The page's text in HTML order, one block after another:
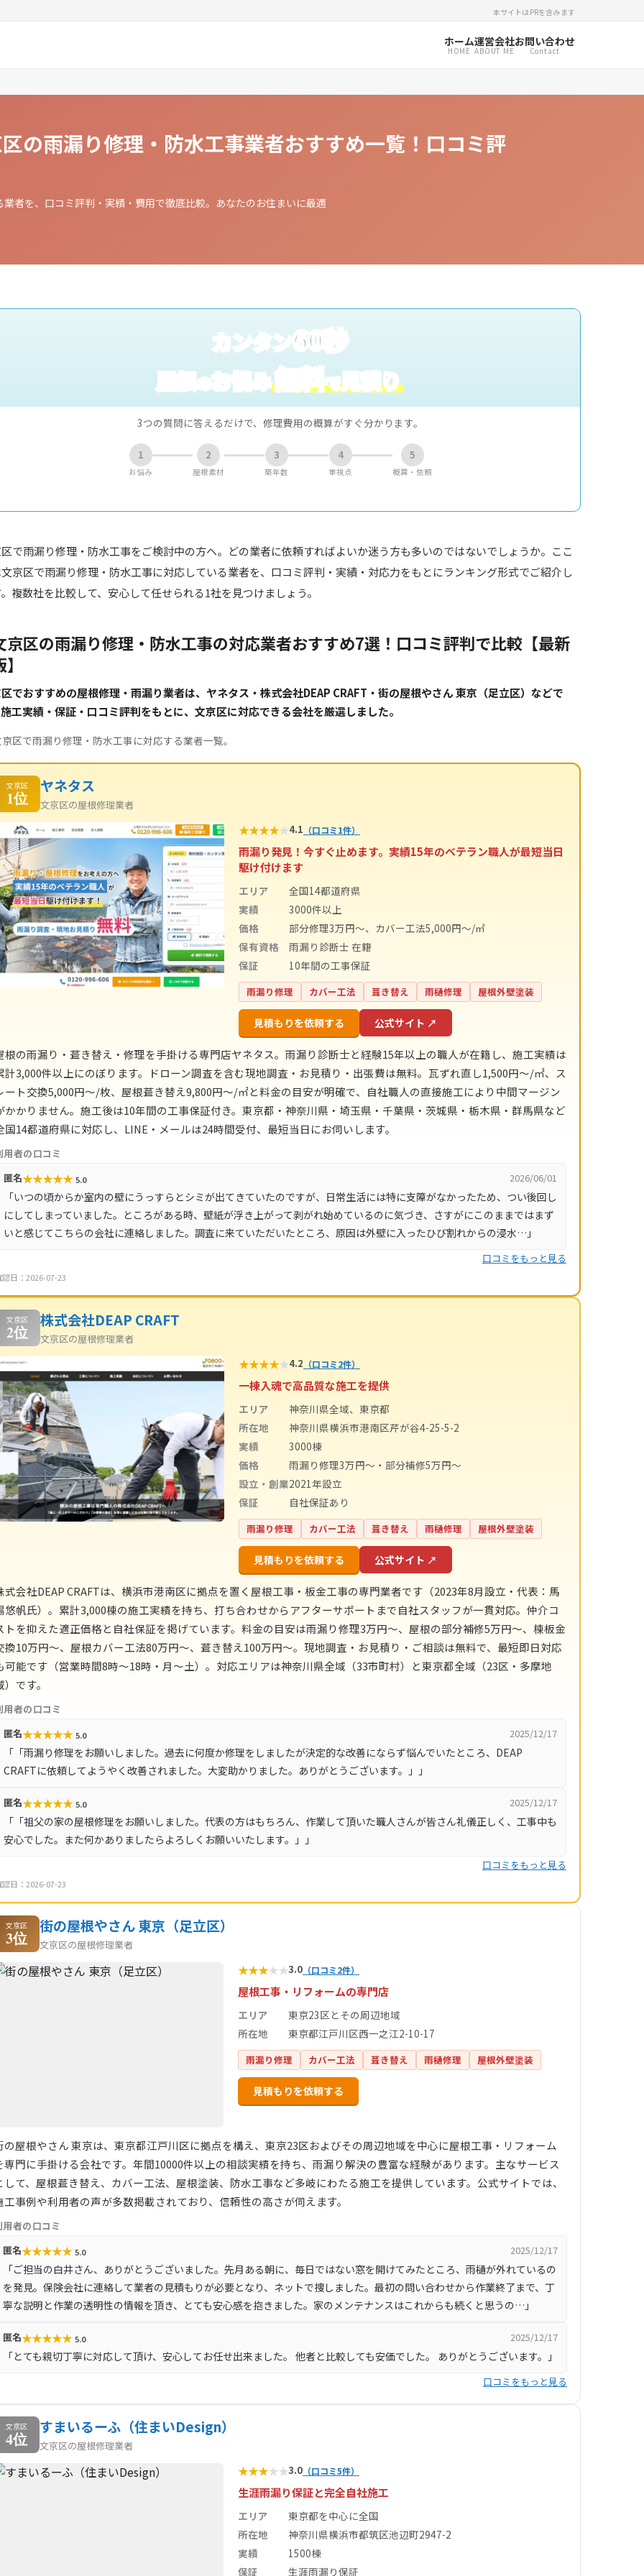
本サイトはPRを含みます
ホーム
HOME
運営会社
ABOUT ME
お問い合わせ
Contact
の雨漏り修理・防水工事業者おすすめ一覧！口コミ評
者を、口コミ評判・実績・費用で徹底比較。あなたのお住まいに最適
カンタン60秒
屋根のお悩み無料で見積り
3つの質問に答えるだけで、修理費用の概算がすぐ分かります。
1
お悩み
2
屋根素材
3
築年数
4
重視点
5
概算・依頼
で雨漏り修理・防水工事をご検討中の方へ。どの業者に依頼すればよいか迷う方も多いのではないでしょうか。ここ
京区で雨漏り修理・防水工事に対応している業者を、口コミ評判・実績・対応力をもとにランキング形式でご紹介し
複数社を比較して、安心して任せられる1社を見つけましょう。
京区の雨漏り修理・防水工事の対応業者おすすめ7選！口コミ評判で比較【最新
でおすすめの屋根修理・雨漏り業者は、ヤネタス・株式会社DEAP CRAFT・街の屋根やさん 東京（足立区）などで
工実績・保証・口コミ評判をもとに、文京区に対応できる会社を厳選しました。
区で雨漏り修理・防水工事に対応する業者一覧。
文京区
1位
ヤネタス
文京区の屋根修理業者
★★★★★4.1 （口コミ1件）
雨漏り発見！今すぐ止めます。実績15年のベテラン職人が最短当日
駆け付けます
エリア
全国14都道府県
実績
3000件以上
価格
部分修理3万円～、カバー工法5,000円～/㎡
保有資格
雨漏り診断士 在籍
保証
10年間の工事保証
雨漏り修理 カバー工法 葺き替え 雨樋修理 屋根外壁塗装
見積もりを依頼する 公式サイト ↗
根の雨漏り・葺き替え・修理を手掛ける専門店ヤネタス。雨漏り診断士と経験15年以上の職人が在籍し、施工実績は
計3,000件以上にのぼります。ドローン調査を含む現地調査・お見積り・出張費は無料。瓦ずれ直し1,500円〜/㎡、ス
ート交換5,000円〜/枚、屋根葺き替え9,800円〜/㎡と料金の目安が明確で、自社職人の直接施工により中間マージン
かかりません。施工後は10年間の工事保証付き。東京都・神奈川県・埼玉県・千葉県・茨城県・栃木県・群馬県など
国14都道府県に対応し、LINE・メールは24時間受付、最短当日にお伺いします。
用者の口コミ
匿名★★★★★ 5.0 2026/06/01
「いつの頃からか室内の壁にうっすらとシミが出てきていたのですが、日常生活には特に支障がなかったため、つい後回し
にしてしまっていました。ところがある時、壁紙が浮き上がって剥がれ始めているのに気づき、さすがにこのままではまず
いと感じてこちらの会社に連絡しました。調査に来ていただいたところ、原因は外壁に入ったひび割れからの浸水…」
口コミをもっと見る
認日：2026-07-23
文京区
2位
株式会社DEAP CRAFT
文京区の屋根修理業者
★★★★★4.2 （口コミ2件）
一棟入魂で高品質な施工を提供
エリア
神奈川県全域、東京都
所在地
神奈川県横浜市港南区芹が谷4-25-5-2
実績
3000棟
価格
雨漏り修理3万円〜・部分補修5万円〜
設立・創業2021年設立
保証
自社保証あり
雨漏り修理 カバー工法 葺き替え 雨樋修理 屋根外壁塗装
見積もりを依頼する 公式サイト ↗
式会社DEAP CRAFTは、横浜市港南区に拠点を置く屋根工事・板金工事の専門業者です（2023年8月設立・代表：馬
悠帆氏）。累計3,000棟の施工実績を持ち、打ち合わせからアフターサポートまで自社スタッフが一貫対応。仲介コ
トを抑えた適正価格と自社保証を掲げています。料金の目安は雨漏り修理3万円〜、屋根の部分補修5万円〜、棟板金
換10万円〜、屋根カバー工法80万円〜、葺き替え100万円〜。現地調査・お見積り・ご相談は無料で、最短即日対応
可能です（営業時間8時〜18時・月〜土）。対応エリアは神奈川県全域（33市町村）と東京都全域（23区・多摩地
）です。
用者の口コミ
匿名★★★★★ 5.0 2025/12/17
「「雨漏り修理をお願いしました。過去に何度か修理をしましたが決定的な改善にならず悩んでいたところ、DEAP
CRAFTに依頼してようやく改善されました。大変助かりました。ありがとうございます。」」
匿名★★★★★ 5.0 2025/12/17
「「祖父の家の屋根修理をお願いしました。代表の方はもちろん、作業して頂いた職人さんが皆さん礼儀正しく、工事中も
安心でした。また何かありましたらよろしくお願いいたします。」」
口コミをもっと見る
認日：2026-07-23
文京区
3位
街の屋根やさん 東京（足立区）
文京区の屋根修理業者
★★★★★3.0 （口コミ2件）
屋根工事・リフォームの専門店
エリア
東京23区とその周辺地域
所在地
東京都江戸川区西一之江2-10-17
雨漏り修理 カバー工法 葺き替え 雨樋修理 屋根外壁塗装
見積もりを依頼する
の屋根やさん 東京は、東京都江戸川区に拠点を構え、東京23区およびその周辺地域を中心に屋根工事・リフォーム
専門に手掛ける会社です。年間10000件以上の相談実績を持ち、雨漏り解決の豊富な経験があります。主なサービス
して、屋根葺き替え、カバー工法、屋根塗装、防水工事など多岐にわたる施工を提供しています。公式サイトでは、
工事例や利用者の声が多数掲載されており、信頼性の高さが伺えます。
用者の口コミ
匿名★★★★★ 5.0 2025/12/17
「ご担当の白井さん、ありがとうございました。先月ある朝に、毎日ではない窓を開けてみたところ、雨樋が外れているの
を発見。保険会社に連絡して業者の見積もりが必要となり、ネットで捜しました。最初の問い合わせから作業終了まで、丁
寧な説明と作業の透明性の情報を頂き、とても安心感を抱きました。家のメンテナンスはこれからも続くと思うの…」
匿名★★★★★ 5.0 2025/12/17
「とても親切丁寧に対応して頂け、安心してお任せ出来ました。 他者と比較しても安価でした。 ありがとうございます。」
口コミをもっと見る
文京区
4位
すまいるーふ（住まいDesign）
文京区の屋根修理業者
★★★★★3.0 （口コミ5件）
生涯雨漏り保証と完全自社施工
エリア
東京都を中心に全国
所在地
神奈川県横浜市都筑区池辺町2947-2
実績
1500棟
保証
生涯雨漏り保証